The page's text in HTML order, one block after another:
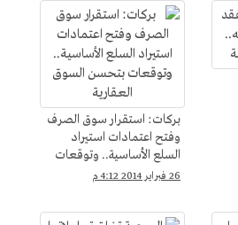
بركات: استقرار سوق الصرف
وفتح اعتمادات استيراد
السلع الأساسية.. وتوقعات
بتحسن السوق العقارية
26 فبراير 2014 4:12 م